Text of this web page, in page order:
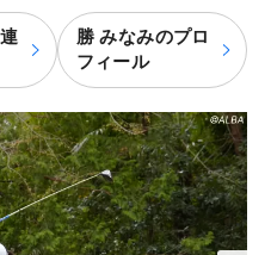
勝 みなみのプロ
フィール